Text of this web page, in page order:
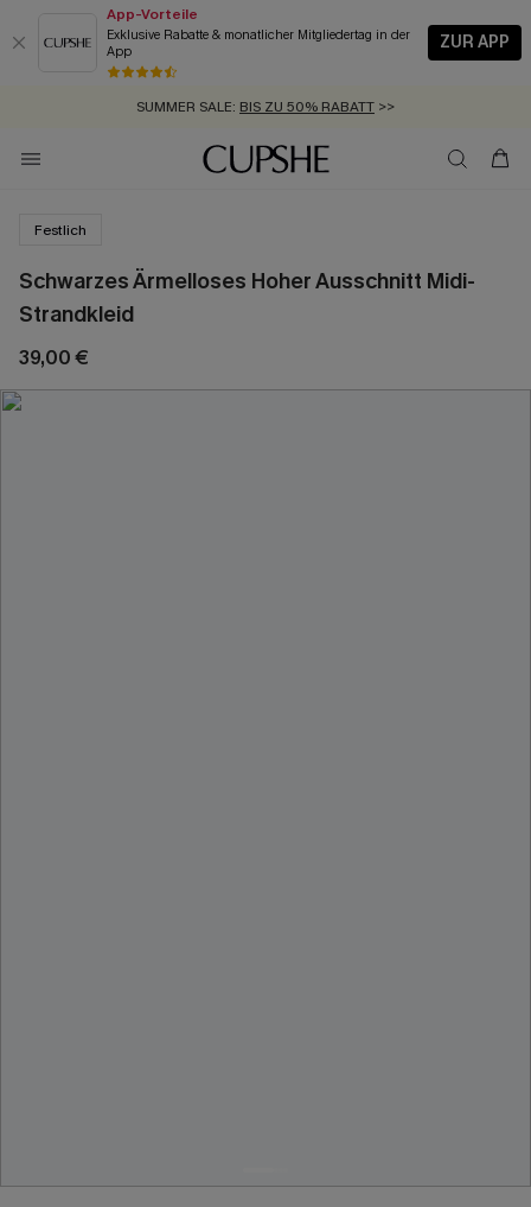
App-Vorteile
Exklusive Rabatte & monatlicher Mitgliedertag in der
App
ZUR APP
GRATIS MASSBAND MIT JEDEM SCHNELLVERSAND-ARTIKEL >>
SUMMER SALE: BIS ZU 50% RABATT >>
ZUM NEWSLETTER:BIS ZU -20% EXTRA ERHALTEN
KOSTENLOSER VERSAND AB 89 €
Festlich
Schwarzes Ärmelloses Hoher Ausschnitt Midi-
Strandkleid
39,00 €